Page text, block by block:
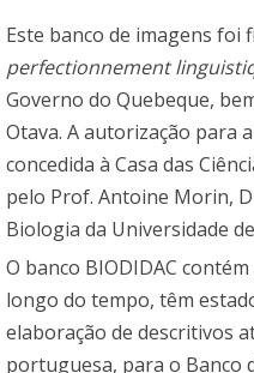
Este banco de imagens foi
perfectionnement
Governo do Quebeque,
Otava. A autorização para
concedida à Casa das
pelo Prof. Antoine Morin,
Biologia da Universidade
O banco BIODIDAC
longo do tempo, têm
elaboração de descritivos
portuguesa, para o Banco